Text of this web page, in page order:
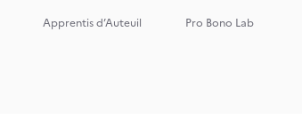
Apprentis d’Auteuil
Pro Bono Lab